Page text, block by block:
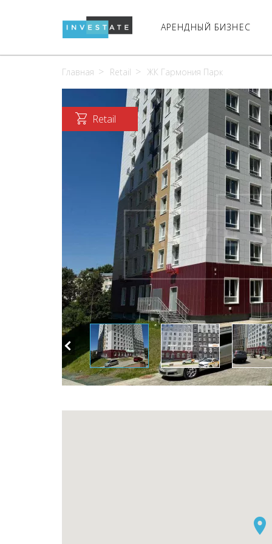
АРЕНДНЫЙ БИЗНЕС
Главная Retail ЖК Гармония Парк
Retail